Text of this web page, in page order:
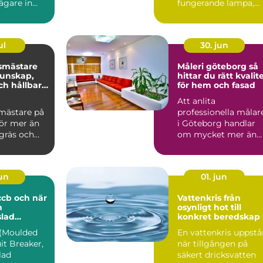
in...
fungerande lampa,
ventilationsan...
hållbar
på
mer än
och
30. jun
Måleri göteborg så
hittar du rätt
för hem och fasad
Att anlita
professionella
i Göteborg handlar
om mycket mer än
på vägga...
och när
Breaker,
01. jun
Vattenkris från
osynligt hot till
konkret beredskap
En vattenkris
när tillgången på
säkert dricksvatten